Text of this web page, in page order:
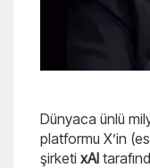
Dünyaca ünlü
platformu X’in
şirketi xAI